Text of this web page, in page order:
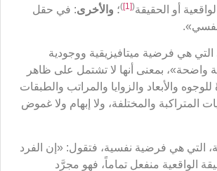
أو الحقيقة(
[1]
)؛ والأخرى: في حقل
التي هي فرضية ميتافيزيقية ووجودية
واضحة»، بمعنى أنها لا تشتمل على ظاهر
والأبعاد والزوايا والمراتب والطبقات
المتراكبة والمختلفة، ولا إبهام ولا غموض
التي هي فرضية نفسية، فتقول: «إن الفرد
الواقعية منفعل تماماً، فهو مجرَّد